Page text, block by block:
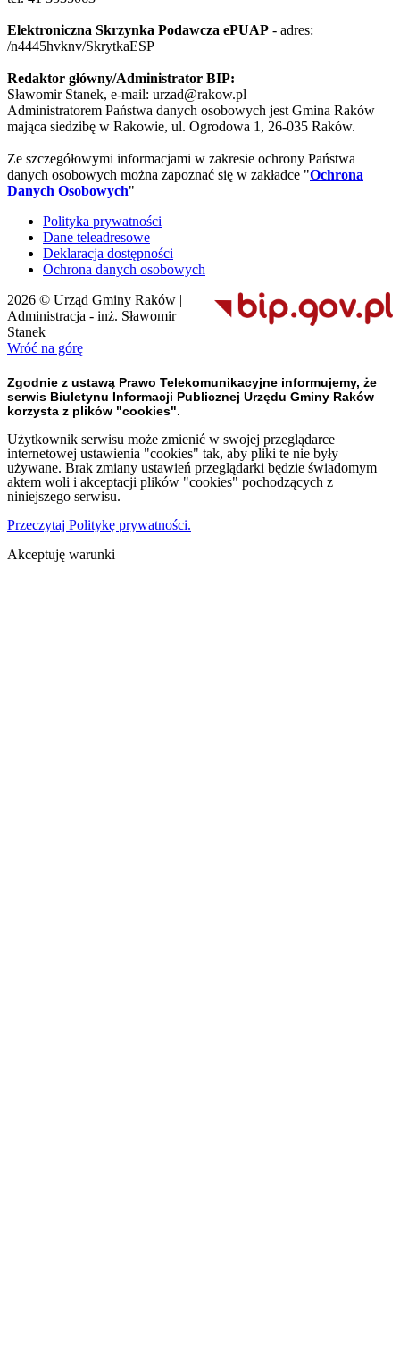
Elektroniczna Skrzynka Podawcza ePUAP - adres:
/n4445hvknv/SkrytkaESP
Redaktor główny/Administrator BIP:
Sławomir Stanek, e-mail: urzad@rakow.pl
Administratorem Państwa danych osobowych jest Gmina Raków
mająca siedzibę w Rakowie, ul. Ogrodowa 1, 26-035 Raków.
Ze szczegółowymi informacjami w zakresie ochrony Państwa
danych osobowych można zapoznać się w zakładce "Ochrona
Danych Osobowych"
Polityka prywatności
Dane teleadresowe
Deklaracja dostępności
Ochrona danych osobowych
2026 © Urząd Gminy Raków |
Administracja - inż. Sławomir
Stanek
Wróć na górę
Zgodnie z ustawą Prawo Telekomunikacyjne informujemy, że
serwis Biuletynu Informacji Publicznej Urzędu Gminy Raków
korzysta z plików "cookies".
Użytkownik serwisu może zmienić w swojej przeglądarce
internetowej ustawienia "cookies" tak, aby pliki te nie były
używane. Brak zmiany ustawień przeglądarki będzie świadomym
aktem woli i akceptacji plików "cookies" pochodzących z
niniejszego serwisu.
Przeczytaj Politykę prywatności.
Akceptuję warunki